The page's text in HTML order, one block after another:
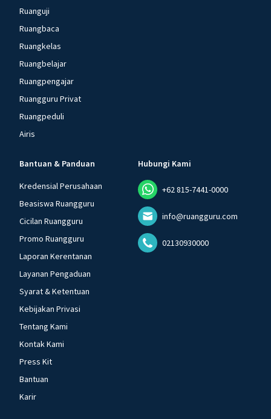
Ruanguji
Ruangbaca
Ruangkelas
Ruangbelajar
Ruangpengajar
Ruangguru Privat
Ruangpeduli
Airis
Bantuan & Panduan
Kredensial Perusahaan
Beasiswa Ruangguru
Cicilan Ruangguru
Promo Ruangguru
Laporan Kerentanan
Layanan Pengaduan
Syarat & Ketentuan
Kebijakan Privasi
Tentang Kami
Kontak Kami
Press Kit
Bantuan
Karir
Hubungi Kami
+62 815-7441-0000
info@ruangguru.com
02130930000